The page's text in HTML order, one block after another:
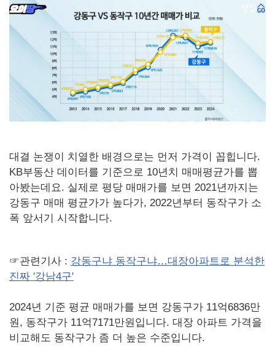
대결 논쟁이 치열한 배경으로는 먼저 가격이 꼽힙니다.
KB부동산 데이터를 기준으로 10년치 매매평균가를 뽑
아봤는데요. 실제로 평당 매매가를 보면 2021년까지는
강동구 매매 평균가가 높다가, 2022년부터 동작구가 소
폭 앞서기 시작합니다.
☞관련기사 : 강동구냐 동작구냐…대장아파트로 분석한
진짜 '강남4구'
2024년 기준 평균 매매가를 보면 강동구가 11억6836만
원, 동작구가 11억7171만원입니다. 대장 아파트 가격을
비교해도 동작구가 좀 더 높은 수준입니다.